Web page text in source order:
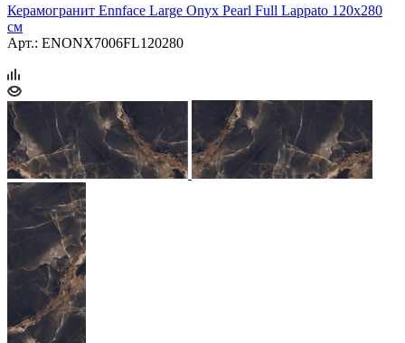
Керамогранит Ennface Large Onyx Pearl Full Lappato 120х280
см
Арт.: ENONX7006FL120280